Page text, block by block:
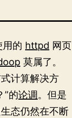
的 httpd 网页
莫属了。
计算解决方
”的论调。但是
态仍然在不断